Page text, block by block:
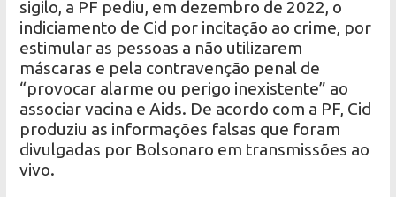
sigilo, a PF pediu, em dezembro de 2022, o
indiciamento de Cid por incitação ao crime, por
estimular as pessoas a não utilizarem
máscaras e pela contravenção penal de
“provocar alarme ou perigo inexistente” ao
associar vacina e Aids. De acordo com a PF, Cid
produziu as informações falsas que foram
divulgadas por Bolsonaro em transmissões ao
vivo.